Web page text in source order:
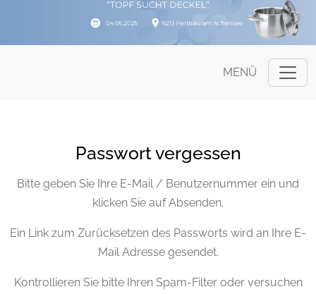
MENÜ
Passwort vergessen
Bitte geben Sie Ihre E-Mail / Benutzernummer ein und
klicken Sie auf Absenden.
Ein Link zum Zurücksetzen des Passworts wird an Ihre E-
Mail Adresse gesendet.
Kontrollieren Sie bitte Ihren Spam-Filter oder versuchen